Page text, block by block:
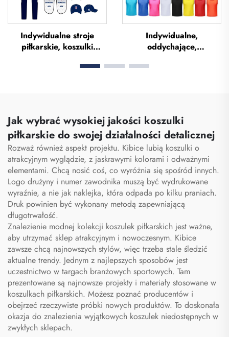
Indywidualne stroje
piłkarskie, koszulki
jednolitych dla Tajlandii,
piłkarskie, stroje
piłkarskie
Indywidualne,
oddychające,
treningowe do piłki
Jak wybrać wysokiej jakości koszulki
piłkarskie do swojej działalności detalicznej
Rozważ również aspekt projektu. Kibice lubią koszulki o
atrakcyjnym wyglądzie, z jaskrawymi kolorami i odważnymi
elementami. Chcą nosić coś, co wyróżnia się spośród innych.
Logo drużyny i numer zawodnika muszą być wydrukowane
wyraźnie, a nie jak naklejka, która odpada po kilku praniach.
Druk powinien być wykonany metodą zapewniającą
długotrwałość.
Znalezienie modnej kolekcji koszulek piłkarskich jest ważne,
aby utrzymać sklep atrakcyjnym i nowoczesnym. Kibice
zawsze chcą najnowszych stylów, więc trzeba stale śledzić
aktualne trendy. Jednym z najlepszych sposobów jest
uczestnictwo w targach branżowych sportowych. Tam
prezentowane są najnowsze projekty i materiały stosowane w
koszulkach piłkarskich. Możesz poznać producentów i
obejrzeć rzeczywiste próbki nowych produktów. To doskonała
okazja do znalezienia wyjątkowych koszulek niedostępnych w
zwykłych sklepach.